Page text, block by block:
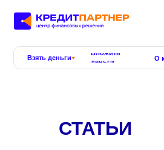
Вложить
деньги
СТАТЬИ